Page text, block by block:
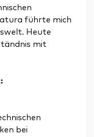
führte mich
Heute
mit
bei